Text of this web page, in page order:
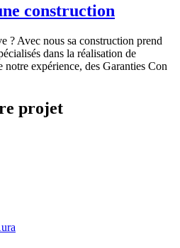
construction
? Avec nous sa construction prend
dans la réalisation de
expérience, des Garanties Con
projet